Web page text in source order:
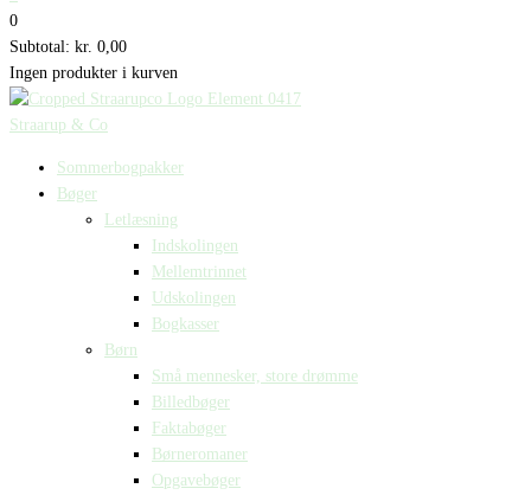
0
Subtotal: kr. 0,00
Ingen produkter i kurven
Straarup & Co
Sommerbogpakker
Bøger
Letlæsning
Indskolingen
Mellemtrinnet
Udskolingen
Bogkasser
Børn
Små mennesker, store drømme
Billedbøger
Faktabøger
Børneromaner
Opgavebøger